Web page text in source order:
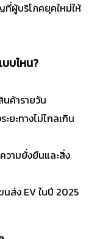
ที่ผู้บริโภคยุคใหม่ให้
บไหน?
นค้ารายวัน
ยะทางไม่ไกลเกิน
ามยั่งยืนและสิ่ง
ส่ง EV ในปี 2025